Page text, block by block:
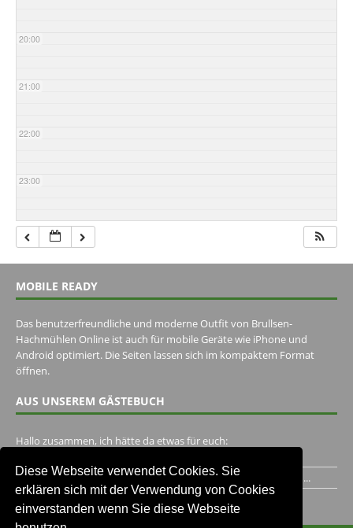
Diese Webseite verwendet Cookies. Sie
erklären sich mit der Verwendung von Cookies
einverstanden wenn Sie diese Webseite
20:00
21:00
22:00
23:00
MOBILE READY
Das benutzerfreundliche und moderne Outfit von Brullsen-
Hachmühlen Online ist auch für mobile Geräte wie iPhone und
Android optimiert. Die Seiten lassen sich im kompaktem Format
öffnen.
AUS UNSEREM GÄSTEBUCH
Hallo zusammen, ich hätte da etwas für euch:
Ich habe ein Jahr im Gasthaus Hugo Pape verbracht..Habe ihn...
Unser Gästebuch besuchen